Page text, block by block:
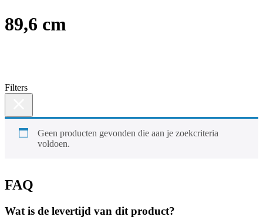
89,6 cm
Filters
Geen producten gevonden die aan je zoekcriteria
voldoen.
FAQ
Wat is de levertijd van dit product?